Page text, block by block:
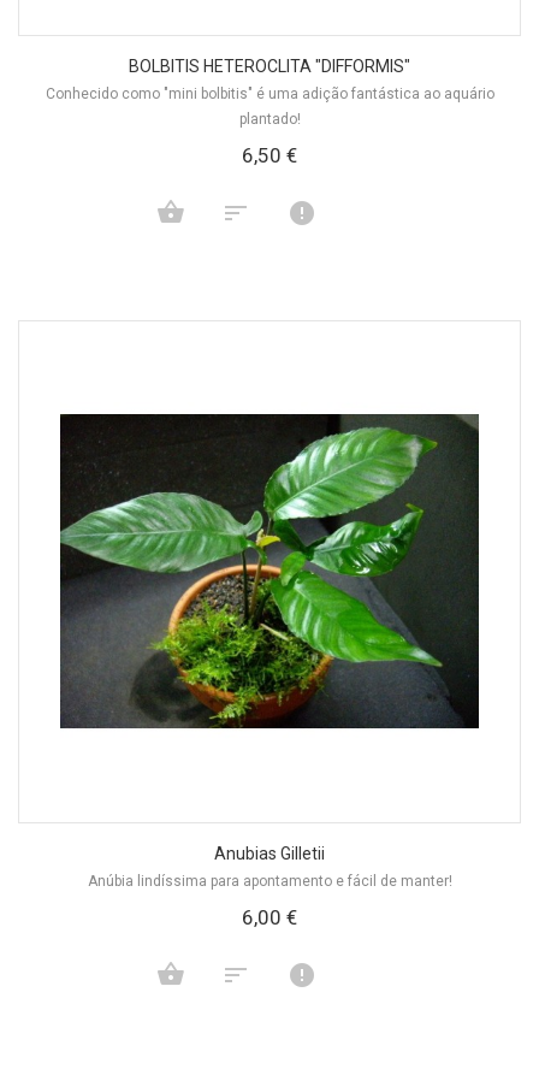
BOLBITIS HETEROCLITA "DIFFORMIS"
Conhecido como "mini bolbitis" é uma adição fantástica ao aquário
plantado!
6,50 €
Anubias Gilletii
Anúbia lindíssima para apontamento e fácil de manter!
6,00 €